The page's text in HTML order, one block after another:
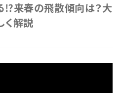
⁉来春の飛散傾向は？大
く解説